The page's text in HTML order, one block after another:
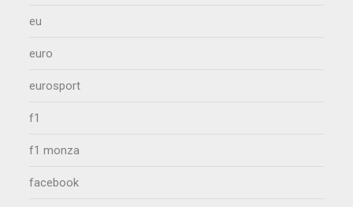
eu
euro
eurosport
f1
f1 monza
facebook